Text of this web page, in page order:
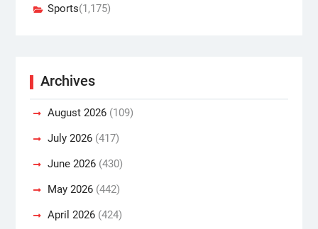
Sports(1,175)
Archives
August 2026(109)
July 2026(417)
June 2026(430)
May 2026(442)
April 2026(424)